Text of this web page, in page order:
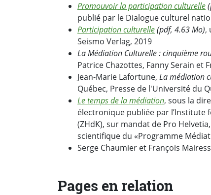
Promouvoir la participation culturelle
publié par le Dialogue culturel
Participation culturelle(pdf, 4.63 Mo),
Seismo Verlag, 2019
La Médiation Culturelle : cinquième
Patrice Chazottes, Fanny Serain et
Jean-Marie Lafortune, La médiation
Québec, Presse de l'Université du
Le temps de la médiation, sous la
électronique publiée par l’Institute
(ZHdK), sur mandat de Pro
scientifique du «Programme
Serge Chaumier et François
Pages en relation